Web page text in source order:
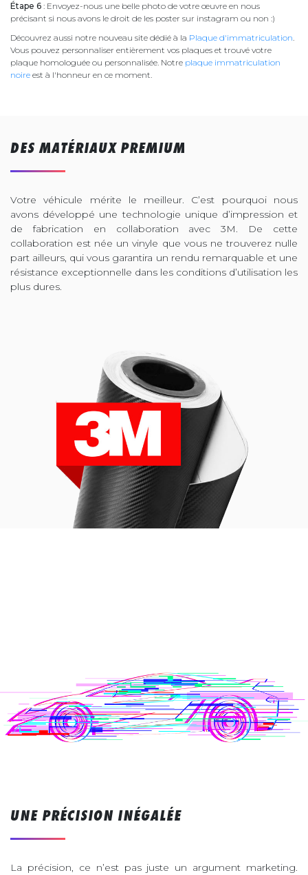
Étape 6 : Envoyez-nous une belle photo de votre œuvre en nous
précisant si nous avons le droit de les poster sur instagram ou non :)
Découvrez aussi notre nouveau site dédié à la Plaque d'immatriculation.
Vous pouvez personnaliser entièrement vos plaques et trouvé votre
plaque homologuée ou personnalisée. Notre plaque immatriculation
noire est à l'honneur en ce moment.
DES MATÉRIAUX PREMIUM
Votre véhicule mérite le meilleur. C’est pourquoi nous
avons développé une technologie unique d’impression et
de fabrication en collaboration avec 3M. De cette
collaboration est née un vinyle que vous ne trouverez nulle
part ailleurs, qui vous garantira un rendu remarquable et une
résistance exceptionnelle dans les conditions d’utilisation les
plus dures.
UNE PRÉCISION INÉGALÉE
La précision, ce n’est pas juste un argument marketing.